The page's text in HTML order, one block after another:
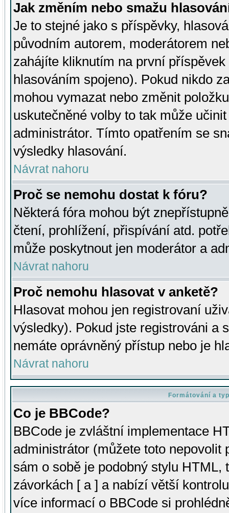
Jak změním nebo smažu
Je to stejné jako s příspěvky,
původním autorem, moderátorem
zahájíte kliknutím na první
hlasováním spojeno). Pokud nikdo
mohou vymazat nebo změnit
uskutečněné volby to tak může
administrátor. Tímto opatřením se
výsledky hlasování.
Návrat nahoru
Proč se nemohu dostat k fóru?
Některá fóra mohou být
čtení, prohlížení, přispívání atd.
může poskytnout jen moderátor a
Návrat nahoru
Proč nemohu hlasovat v anketě?
Hlasovat mohou jen registrovaní
výsledky). Pokud jste registrováni a
nemáte oprávněný přístup nebo je
Návrat nahoru
Formátování a
Co je BBCode?
BBCode je zvláštní implementace
administrátor (můžete toto
sám o sobě je podobný stylu HTML,
závorkách [ a ] a nabízí větší
více informací o BBCode si